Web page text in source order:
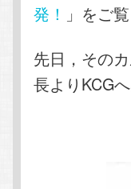
発！ 」をご
先日，その
長よりKCG